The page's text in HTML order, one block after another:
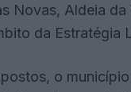
Novas, Aldeia
da Estratégia
o